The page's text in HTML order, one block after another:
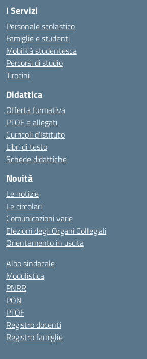
I Servizi
Personale scolastico
Famiglie e studenti
Mobilità studentesca
Percorsi di studio
Tirocini
Didattica
Offerta formativa
PTOF e allegati
Curricoli d’Istituto
Libri di testo
Schede didattiche
Novità
Le notizie
Le circolari
Comunicazioni varie
Elezioni degli Organi Collegiali
Orientamento in uscita
Albo sindacale
Modulistica
PNRR
PON
PTOF
Registro docenti
Registro famiglie